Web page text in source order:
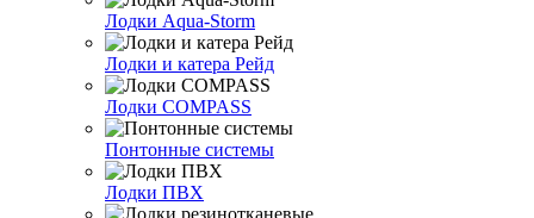
Лодки Aqua-Storm
Лодки и катера Рейд
Лодки COMPASS
Понтонные системы
Лодки ПВХ